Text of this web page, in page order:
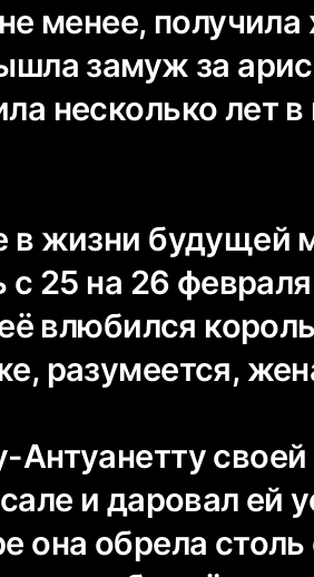
менее,
замуж за
несколько лет
в жизни будущей
с 25 на 26
влюбился
разумеется,
и даровал ей
она обрела